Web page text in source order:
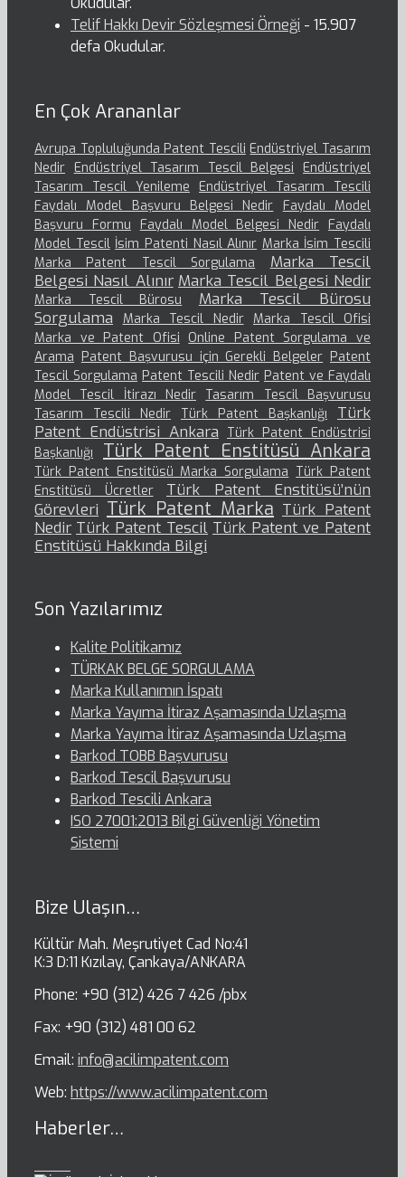
Telif Hakkı Devir Sözleşmesi Örneği - 15.907
defa Okudular.
En Çok Arananlar
Avrupa Topluluğunda Patent Tescili Endüstriyel Tasarım
Nedir Endüstriyel Tasarım Tescil Belgesi
Endüstriyel
Tasarım Tescil Yenileme
Endüstriyel Tasarım Tescili
Faydalı Model Başvuru Belgesi Nedir
Faydalı Model
Başvuru Formu
Faydalı Model Belgesi Nedir Faydalı
Model Tescil İsim Patenti Nasıl Alınır Marka İsim Tescili
Marka Patent Tescil Sorgulama
Marka Tescil
Belgesi Nasıl Alınır Marka Tescil Belgesi Nedir
Marka Tescil Bürosu
Marka Tescil Bürosu
Sorgulama
Marka Tescil Nedir Marka Tescil Ofisi
Marka ve Patent Ofisi Online Patent Sorgulama ve
Arama Patent Başvurusu için Gerekli Belgeler Patent
Tescil Sorgulama Patent Tescili Nedir Patent ve Faydalı
Model Tescil İtirazı Nedir Tasarım Tescil Başvurusu
Tasarım Tescili Nedir
Türk Patent Başkanlığı
Türk
Patent Endüstrisi Ankara Türk Patent Endüstrisi
Başkanlığı
Türk Patent Enstitüsü Ankara
Türk Patent Enstitüsü Marka Sorgulama Türk Patent
Enstitüsü Ücretler
Türk Patent Enstitüsü’nün
Görevleri Türk Patent Marka Türk Patent
Nedir Türk Patent Tescil Türk Patent ve Patent
Enstitüsü Hakkında Bilgi
Son Yazılarımız
Kalite Politikamız
TÜRKAK BELGE SORGULAMA
Marka Kullanımın İspatı
Marka Yayıma İtiraz Aşamasında Uzlaşma
Marka Yayıma İtiraz Aşamasında Uzlaşma
Barkod TOBB Başvurusu
Barkod Tescil Başvurusu
Barkod Tescili Ankara
ISO 27001:2013 Bilgi Güvenliği Yönetim
Sistemi
Bize Ulaşın…
Kültür Mah. Meşrutiyet Cad No:41
K:3 D:11 Kızılay, Çankaya/ANKARA
Phone: +90 (312) 426 7 426 /pbx
Fax: +90 (312) 481 00 62
Email: info@acilimpatent.com
Web: https://www.acilimpatent.com
Haberler…